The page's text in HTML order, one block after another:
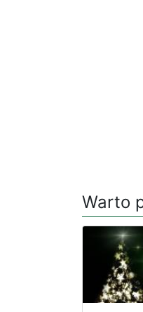
Warto